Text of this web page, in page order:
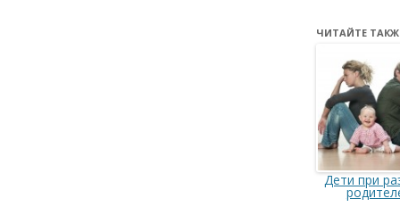
ЧИТАЙТЕ
Дети при